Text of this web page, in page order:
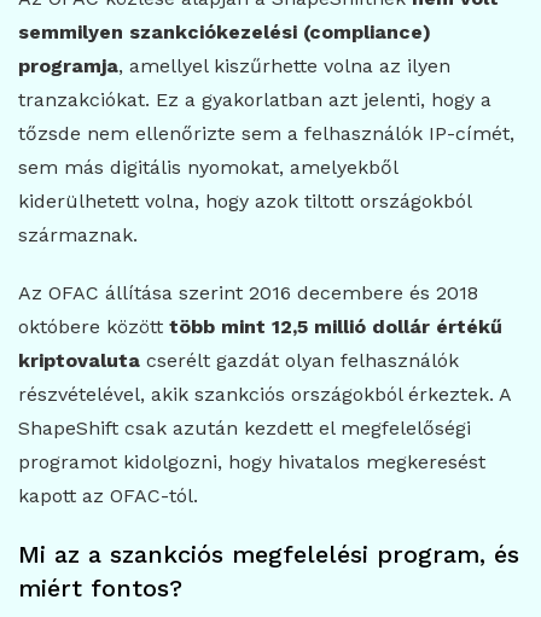
semmilyen szankciókezelési (compliance)
programja, amellyel kiszűrhette volna az ilyen
tranzakciókat. Ez a gyakorlatban azt jelenti, hogy a
tőzsde nem ellenőrizte sem a felhasználók IP-címét,
sem más digitális nyomokat, amelyekből
kiderülhetett volna, hogy azok tiltott országokból
származnak.
Az OFAC állítása szerint 2016 decembere és 2018
októbere között több mint 12,5 millió dollár értékű
kriptovaluta cserélt gazdát olyan felhasználók
részvételével, akik szankciós országokból érkeztek. A
ShapeShift csak azután kezdett el megfelelőségi
programot kidolgozni, hogy hivatalos megkeresést
kapott az OFAC-tól.
Mi az a szankciós megfelelési program, és
miért fontos?